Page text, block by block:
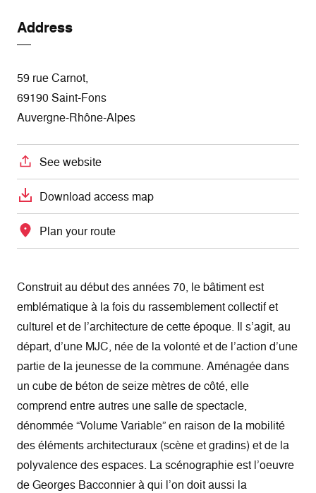
Address
59 rue Carnot,
69190 Saint-Fons
Auvergne-Rhône-Alpes
See website
Download access map
Plan your route
Construit au début des années 70, le bâtiment est
emblématique à la fois du rassemblement collectif et
culturel et de l’architecture de cette époque. Il s’agit, au
départ, d’une MJC, née de la volonté et de l’action d’une
partie de la jeunesse de la commune. Aménagée dans
un cube de béton de seize mètres de côté, elle
comprend entre autres une salle de spectacle,
dénommée “Volume Variable” en raison de la mobilité
des éléments architecturaux (scène et gradins) et de la
polyvalence des espaces. La scénographie est l’oeuvre
de Georges Bacconnier à qui l’on doit aussi la